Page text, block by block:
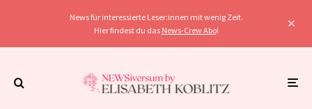
News für interessierte Leser:innen mit wenig Zeit.
Hier findest du das News-Crew Abo!